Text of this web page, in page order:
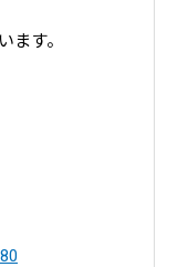
ます。